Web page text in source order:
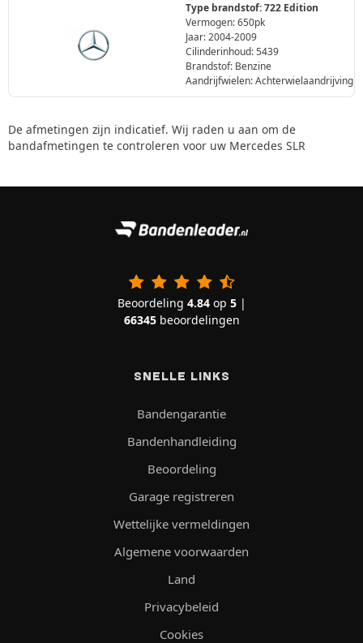
Type brandstof: 722 Edition
Vermogen: 650pk
Jaar: 2004-2009
Cilinderinhoud: 5439
Brandstof: Benzine
Aandrijfwielen: Achterwielaandrijving
De afmetingen zijn indicatief. Wij raden u aan om de
bandafmetingen te controleren voor uw Mercedes SLR
Beoordeling 4.84op 5|
66345beoordelingen
SNELLE LINKS
Bandengarantie
Bandenhandleiding
Beoordeling
Garage registreren
Wettelijke vermeldingen
Algemene voorwaarden
Land
Privacybeleid
Cookies